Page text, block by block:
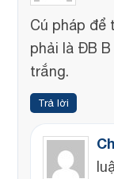
Cú pháp để
phải là ĐB B
trắng.
Trả lời